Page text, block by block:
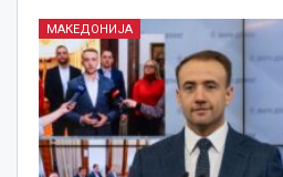
МАКЕДОНИЈА